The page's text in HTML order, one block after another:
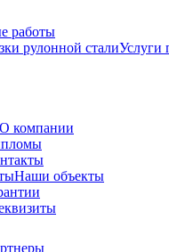
работы
Услуги
О компании
Наши объекты